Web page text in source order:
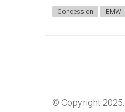
Concession BMW
© Copyright